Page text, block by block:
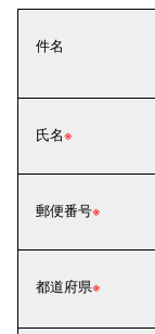
件名
氏名
郵便番号
都道府県